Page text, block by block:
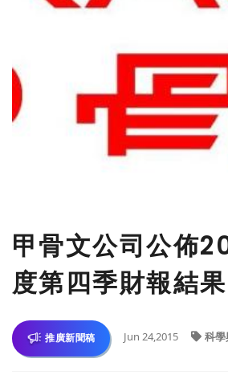
甲骨文公司公佈
度第四季財報結果
推廣新聞稿 Jun 24,2015 科